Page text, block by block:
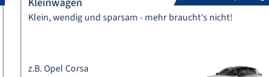
Klein, wendig und sparsam - mehr braucht's nicht!
z.B. Opel Corsa